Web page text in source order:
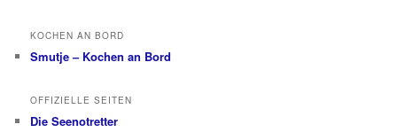
KOCHEN AN BORD
Smutje – Kochen an Bord
OFFIZIELLE SEITEN
Die Seenotretter